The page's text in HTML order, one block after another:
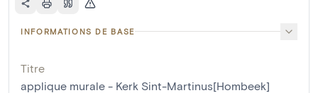
INFORMATIONS DE BASE
Titre
applique murale - Kerk Sint-Martinus[Hombeek]